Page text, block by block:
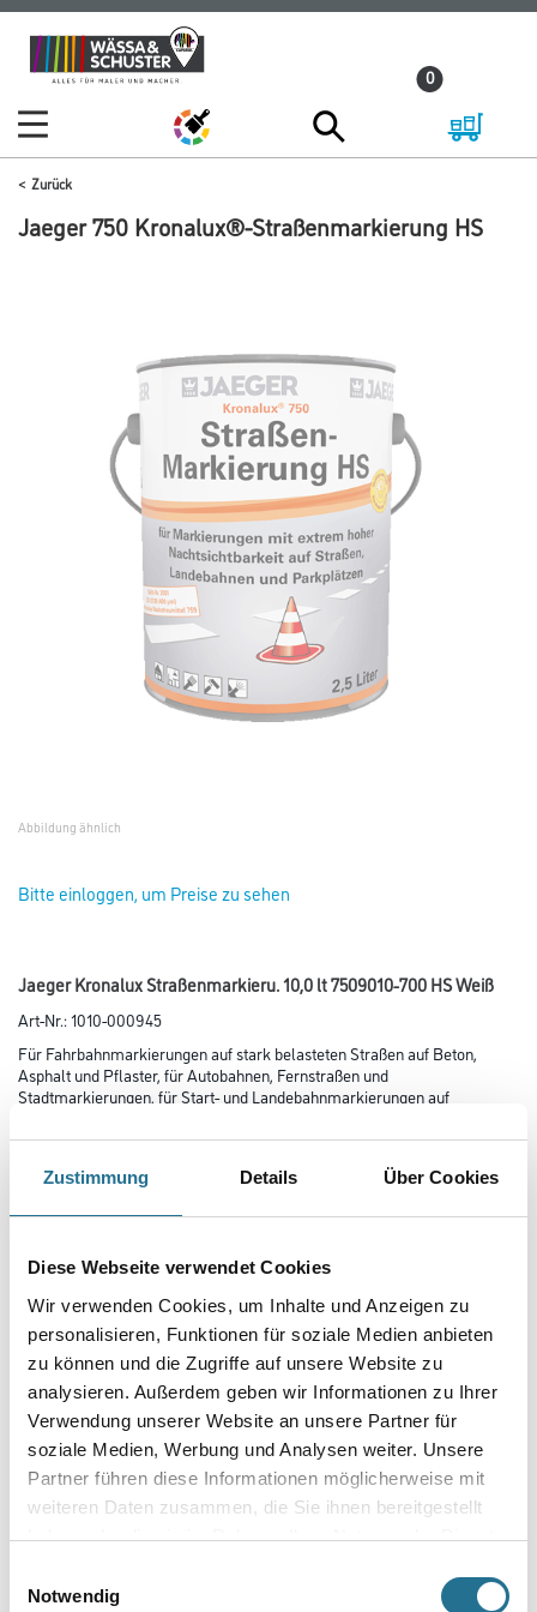
Zustimmung Details Über Cookies
Diese Webseite verwendet Cookies
Wir verwenden Cookies, um Inhalte und Anzeigen zu
personalisieren, Funktionen für soziale Medien anbieten
zu können und die Zugriffe auf unsere Website zu
analysieren. Außerdem geben wir Informationen zu Ihrer
Verwendung unserer Website an unsere Partner für
soziale Medien, Werbung und Analysen weiter. Unsere
Partner führen diese Informationen möglicherweise mit
weiteren Daten zusammen, die Sie ihnen bereitgestellt
haben oder die sie im Rahmen Ihrer Nutzung der Dienste
Notwendig
Zum
Inhalt
Zum
Navigationsmenü
0
Zurück
Jaeger 750 Kronalux®-Straßenmarkierung HS
Abbildung ähnlich
Bitte einloggen, um Preise zu sehen
Jaeger Kronalux Straßenmarkieru. 10,0 lt 7509010-700 HS Weiß
Art-Nr.:1010-000945
Für Fahrbahnmarkierungen auf stark belasteten Straßen auf Beton,
Asphalt und Pflaster, für Autobahnen, Fernstraßen und
Stadtmarkierungen, für Start- und Landebahnmarkierungen auf
Richtungspfeile, Zebrastreifen, Parkplatz- und Randsteinmarkierungen.
Nachtsichtbarkeit wie z.B. auf Landebahnmarkierungen auf Flughäfen.
Gebinde
Umrechnungsfaktoren